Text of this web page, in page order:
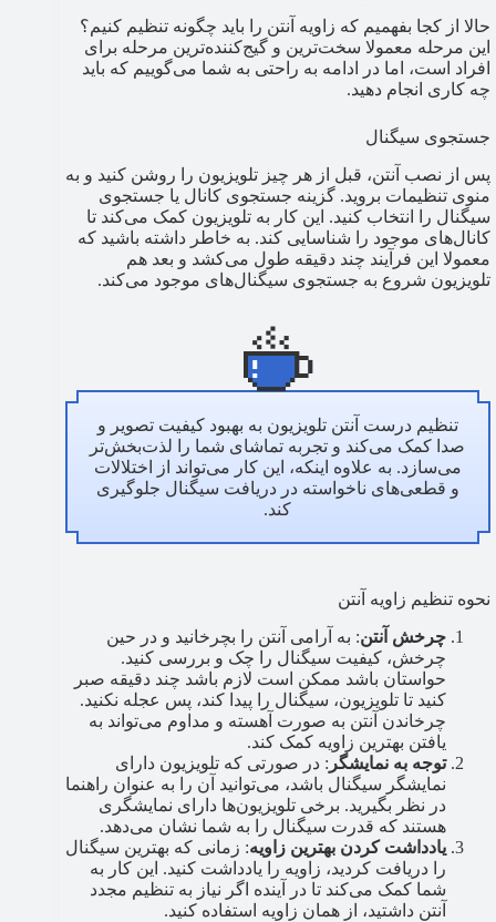
حالا از کجا بفهمیم که زاویه آنتن را باید چگونه تنظیم کنیم؟
این مرحله معمولا سخت‌ترین و گیج‌کننده‌ترین مرحله برای
افراد است، اما در ادامه به راحتی به شما می‌گوییم که باید
چه کاری انجام دهید.
جستجوی سیگنال
پس از نصب آنتن، قبل از هر چیز تلویزیون را روشن کنید و به
منوی تنظیمات بروید. گزینه جستجوی کانال یا جستجوی
سیگنال را انتخاب کنید. این کار به تلویزیون کمک می‌کند تا
کانال‌های موجود را شناسایی کند. به خاطر داشته باشید که
معمولا این فرآیند چند دقیقه طول می‌کشد و بعد هم
تلویزیون شروع به جستجوی سیگنال‌های موجود می‌کند.
تنظیم درست آنتن تلویزیون به بهبود کیفیت تصویر و
صدا کمک می‌کند و تجربه تماشای شما را لذت‌بخش‌تر
می‌سازد. به علاوه اینکه، این کار می‌تواند از اختلالات
و قطعی‌های ناخواسته در دریافت سیگنال جلوگیری
کند.
نحوه تنظیم زاویه آنتن
چرخش آنتن: به آرامی آنتن را بچرخانید و در حین
چرخش، کیفیت سیگنال را چک و بررسی کنید.
حواستان باشد ممکن است لازم باشد چند دقیقه صبر
کنید تا تلویزیون، سیگنال را پیدا کند، پس عجله نکنید.
چرخاندن آنتن به صورت آهسته و مداوم می‌تواند به
یافتن بهترین زاویه کمک کند.
توجه به نمایشگر : در صورتی که تلویزیون دارای
نمایشگر سیگنال باشد، می‌توانید آن را به عنوان راهنما
در نظر بگیرید. برخی تلویزیون‌ها دارای نمایشگری
هستند که قدرت سیگنال را به شما نشان می‌دهد.
یادداشت کردن بهترین زاویه: زمانی که بهترین سیگنال
را دریافت کردید، زاویه را یادداشت کنید. این کار به
شما کمک می‌کند تا در آینده اگر نیاز به تنظیم مجدد
آنتن داشتید، از همان زاویه استفاده کنید.